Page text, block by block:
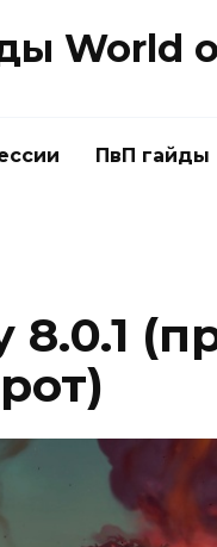
World
ПвП гайды
8.0.1